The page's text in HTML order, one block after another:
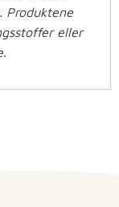
Produktene
eller
.